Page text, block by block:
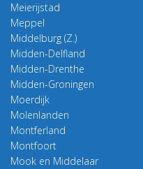
Meierijstad
Meppel
Middelburg (Z.)
Midden-Delfland
Midden-Drenthe
Midden-Groningen
Moerdijk
Molenlanden
Montferland
Montfoort
Mook en Middelaar